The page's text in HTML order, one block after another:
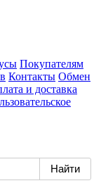
Покупателям
Контакты Обмен
и доставка